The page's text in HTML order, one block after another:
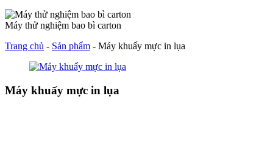
Máy thử nghiệm bao bì carton
Trang chủ - Sản phẩm - Máy khuấy mực in lụa
Máy khuấy mực in lụa